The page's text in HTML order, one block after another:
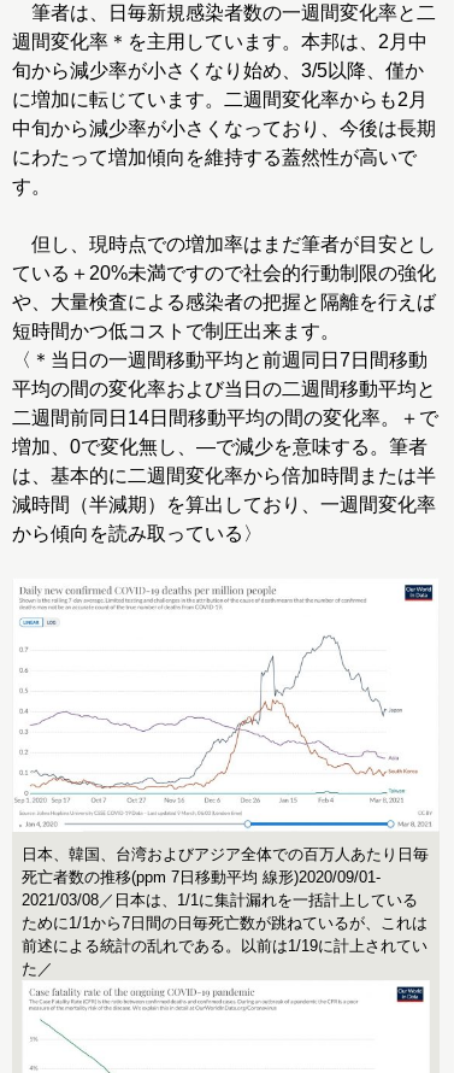
筆者は、日毎新規感染者数の一週間変化率と二
週間変化率＊を主用しています。本邦は、2月中
旬から減少率が小さくなり始め、3/5以降、僅か
に増加に転じています。二週間変化率からも2月
中旬から減少率が小さくなっており、今後は長期
にわたって増加傾向を維持する蓋然性が高いで
す。
但し、現時点での増加率はまだ筆者が目安とし
ている＋20%未満ですので社会的行動制限の強化
や、大量検査による感染者の把握と隔離を行えば
短時間かつ低コストで制圧出来ます。
〈＊当日の一週間移動平均と前週同日7日間移動
平均の間の変化率および当日の二週間移動平均と
二週間前同日14日間移動平均の間の変化率。＋で
増加、0で変化無し、―で減少を意味する。筆者
は、基本的に二週間変化率から倍加時間または半
減時間（半減期）を算出しており、一週間変化率
から傾向を読み取っている〉
日本、韓国、台湾およびアジア全体での百万人あたり日毎
死亡者数の推移(ppm 7日移動平均 線形)2020/09/01-
2021/03/08／日本は、1/1に集計漏れを一括計上している
ために1/1から7日間の日毎死亡数が跳ねているが、これは
前述による統計の乱れである。以前は1/19に計上されてい
た／